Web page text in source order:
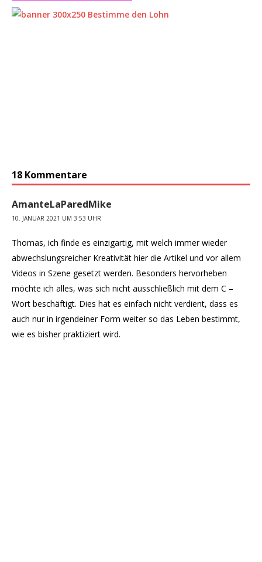
18 Kommentare
AmanteLaParedMike
10. JANUAR 2021 UM 3:53 UHR
Thomas, ich finde es einzigartig, mit welch immer wieder
abwechslungsreicher Kreativität hier die Artikel und vor allem
Videos in Szene gesetzt werden. Besonders hervorheben
möchte ich alles, was sich nicht ausschließlich mit dem C –
Wort beschäftigt. Dies hat es einfach nicht verdient, dass es
auch nur in irgendeiner Form weiter so das Leben bestimmt,
wie es bisher praktiziert wird.